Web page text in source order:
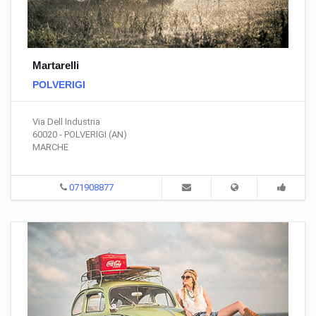
Martarelli
POLVERIGI
Via Dell Industria
60020 - POLVERIGI (AN)
MARCHE
071908877